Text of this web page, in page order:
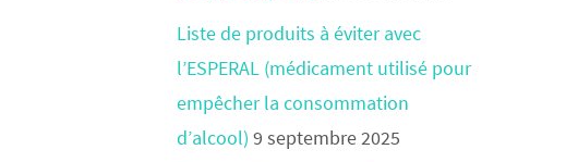
Liste de produits à éviter avec
l’ESPERAL (médicament utilisé pour
empêcher la consommation
d’alcool) 9 septembre 2025